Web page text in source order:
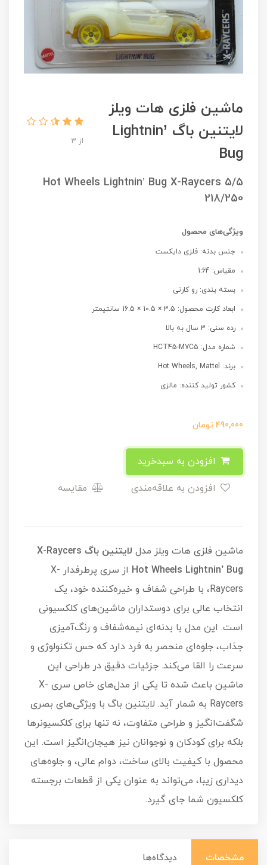
ماشین فلزی هات ویلز
لایتنین باگ Lightnin’
Bug
از 3
Hot Wheels Lightnin’ Bug X-Raycers 5/5
218/250
ویژگی‌های محصول
جنس بدنه: فلزی دایکست
مقیاس: 1:64
بسته بندی: رو کارتی
ابعاد کارت محصول: 3.5 × 10.5 × 16.5 سانتیمتر
رده سنی: 3 سال به بالا
شماره مدل: HCT45-M7C5
برند: Hot Wheels, Mattel
کشور تولید کننده: مالزی
490,000 تومان
مقایسه
ماشین فلزی هات ویلز مدل
لایتنین باگ X-Raycers
Hot Wheels Lightnin’ Bug
از سری پرطرفدار X-
Raycers، با طراحی شفاف و خیره‌کننده خود، یک
انتخاب عالی برای دوستداران ماشین‌های کلکسیونی
است. این مدل با بدنه‌ای نیمه‌شفاف و رنگ‌آمیزی
جذاب، جلوه‌ای منحصر به فرد دارد که حس تکنولوژی و
سرعت را القا می‌کند. جزئیات دقیق در طراحی این
ماشین باعث شده تا یکی از مدل‌های خاص سری X-
Raycers به شمار آید. لایتنین باگ با ویژگی‌های بصری
شگفت‌انگیز و طراحی متفاوت، نه تنها برای کلکسیونرها
بلکه برای کودکان و نوجوانان نیز هیجان‌انگیز است. این
محصول با کیفیت بالای ساخت، دوام عالی، و جلوه‌های
دیداری زیبا، می‌تواند به عنوان یکی از قطعات برجسته
کلکسیون شما جای گیرد.
مشخصات دیدگاه‌ها